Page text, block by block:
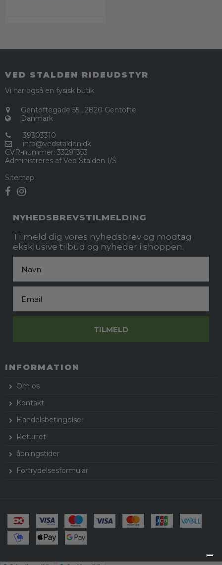
VED STALDEN RIDEUDSTYR
Vi har også en fysisk butik
Gentoftegade 55 , 2820 Gentofte
Danmark
39303310
info@vedstalden.dk
CVR-nummer: 33291353
Administreres af Ved Stalden I/S
Sitemap
NYHEDSBREVSTILMELDING
Tilmeld dig vores nyhedsbrev og modtag
eksklusive tilbud og nyheder i shoppen.
TILMELD
INFORMATION
Om os
Kontakt
Handelsbetingelser
Returret
åbningstider
Fortrydelsesformular